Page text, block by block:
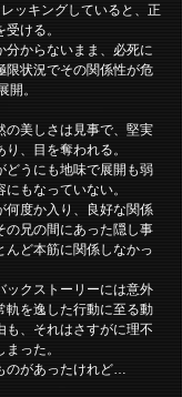
ッキングしていると、正
ける。
分からないまま、必死に
限状況でその関係性が危
開。
の美しさは見事で、堅実
、目を奪われる。
どうにも地味で展開も弱
もなっていない。
何度か入り、良好な関係
の兄の間にあった隠し事
んど本筋に関係しなかっ
ックストーリーには意外
軌を逸した行動に至る動
も、それはさすがに理不
った。
のがあったけれど…